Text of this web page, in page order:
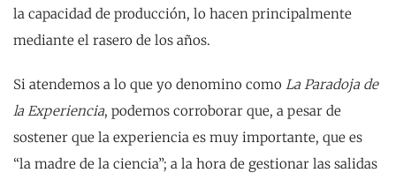
la capacidad de producción, lo hacen principalmente
mediante el rasero de los años.
Si atendemos a lo que yo denomino como La Paradoja de
la Experiencia, podemos corroborar que, a pesar de
sostener que la experiencia es muy importante, que es
“la madre de la ciencia”; a la hora de gestionar las salidas